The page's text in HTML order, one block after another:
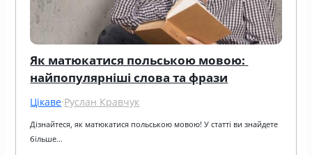
Як матюкатися польською мовою:
найпопулярніші слова та фрази
Цікаве·Руслан Кравчук
Дізнайтеся, як матюкатися польською мовою! У статті ви знайдете
більше…